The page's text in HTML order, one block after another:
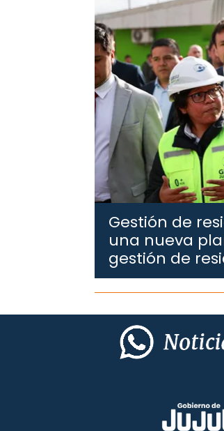
Gestión de
una nueva
gestión de